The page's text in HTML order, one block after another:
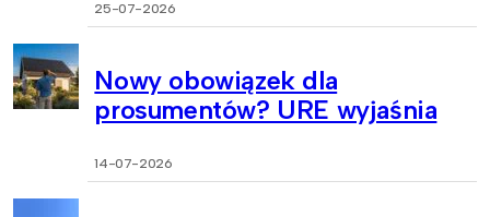
25-07-2026
Nowy obowiązek dla
prosumentów? URE wyjaśnia
14-07-2026